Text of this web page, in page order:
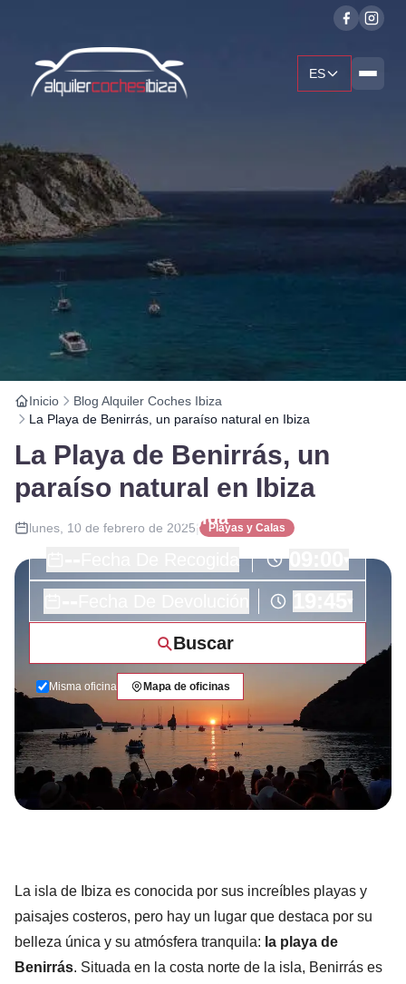
ES
Buscar
Misma oficina Mapa de oficinas
Inicio
Blog Alquiler Coches Ibiza
La Playa de Benirrás, un paraíso natural en Ibiza
La Playa de Benirrás, un
paraíso natural en Ibiza
lunes, 10 de febrero de 2025| Playas y Calas
La isla de Ibiza es conocida por sus increíbles playas y
paisajes costeros, pero hay un lugar que destaca por su
belleza única y su atmósfera tranquila: la playa de
Benirrás. Situada en la costa norte de la isla, Benirrás es